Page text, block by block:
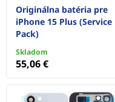
Originálna batéria pre
iPhone 15 Plus (Service
Pack)
Skladom
55,06 €